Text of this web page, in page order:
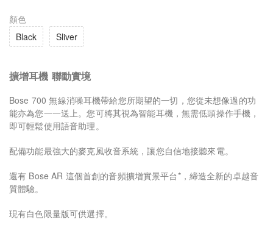
顏色
Black
Sliver
擴增耳機 聯動實境
Bose 700 無線消噪耳機帶給您所期望的一切，您從未想像過的功
能亦為您一一送上。您可將其視為智能耳機，無需低頭操作手機，
即可輕鬆使用語音助理。
配備功能最強大的麥克風收音系統，讓您自信地接聽來電。
還有 Bose AR 這個首創的音頻擴增實景平台*，締造全新的卓越音
質體驗。
現有白色限量版可供選擇。